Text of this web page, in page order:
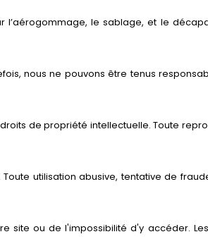
le sablage, et le
nous ne pouvons être tenus
de propriété intellectuelle. Toute
utilisation abusive, tentative de
site ou de l'impossibilité d'y accéder.